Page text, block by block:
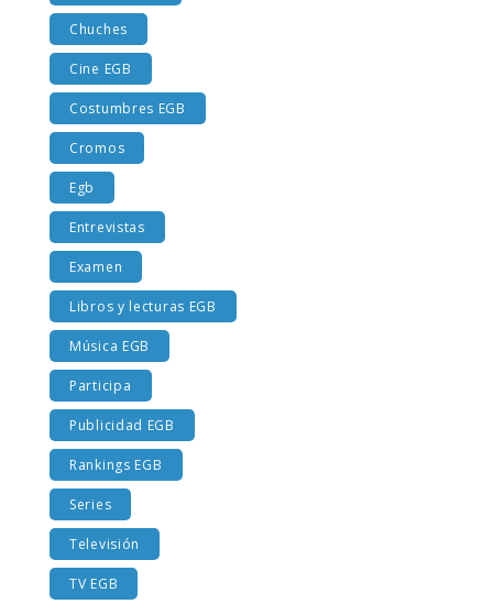
Chuches
Cine EGB
Costumbres EGB
Cromos
Egb
Entrevistas
Examen
Libros y lecturas EGB
Música EGB
Participa
Publicidad EGB
Rankings EGB
Series
Televisión
TV EGB